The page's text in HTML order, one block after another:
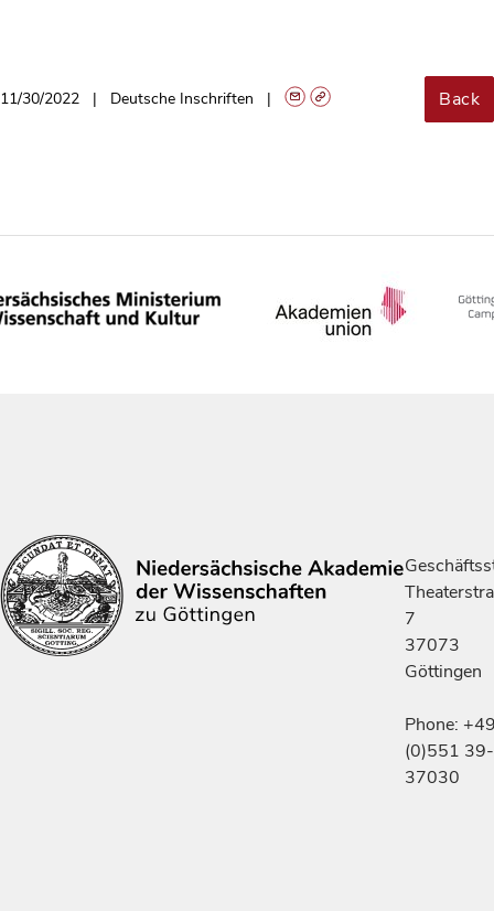
11/30/2022 Deutsche Inschriften Back
7
37073
Göttingen
Phone:
(0)551 39-
37030